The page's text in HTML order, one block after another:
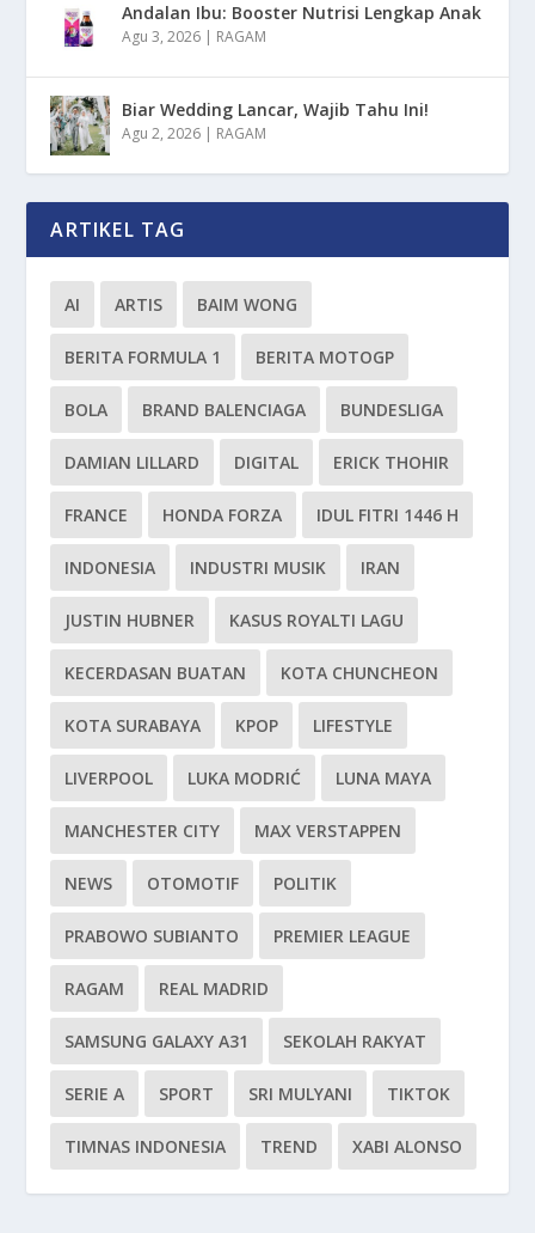
Andalan Ibu: Booster Nutrisi Lengkap Anak
Agu 3, 2026 | RAGAM
Biar Wedding Lancar, Wajib Tahu Ini!
Agu 2, 2026 | RAGAM
ARTIKEL TAG
AI ARTIS BAIM WONG
BERITA FORMULA 1 BERITA MOTOGP
BOLA BRAND BALENCIAGA BUNDESLIGA
DAMIAN LILLARD DIGITAL ERICK THOHIR
FRANCE HONDA FORZA IDUL FITRI 1446 H
INDONESIA INDUSTRI MUSIK IRAN
JUSTIN HUBNER KASUS ROYALTI LAGU
KECERDASAN BUATAN KOTA CHUNCHEON
KOTA SURABAYA KPOP LIFESTYLE
LIVERPOOL LUKA MODRIĆ LUNA MAYA
MANCHESTER CITY MAX VERSTAPPEN
NEWS OTOMOTIF POLITIK
PRABOWO SUBIANTO PREMIER LEAGUE
RAGAM REAL MADRID
SAMSUNG GALAXY A31 SEKOLAH RAKYAT
SERIE A SPORT SRI MULYANI TIKTOK
TIMNAS INDONESIA TREND XABI ALONSO